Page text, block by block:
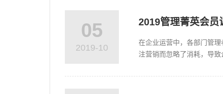
05
2019-10
2019管理菁英会员
在企业运营中，各部门管
注营销而忽略了消耗，导